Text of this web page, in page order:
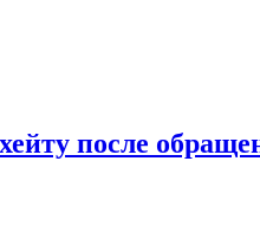
после